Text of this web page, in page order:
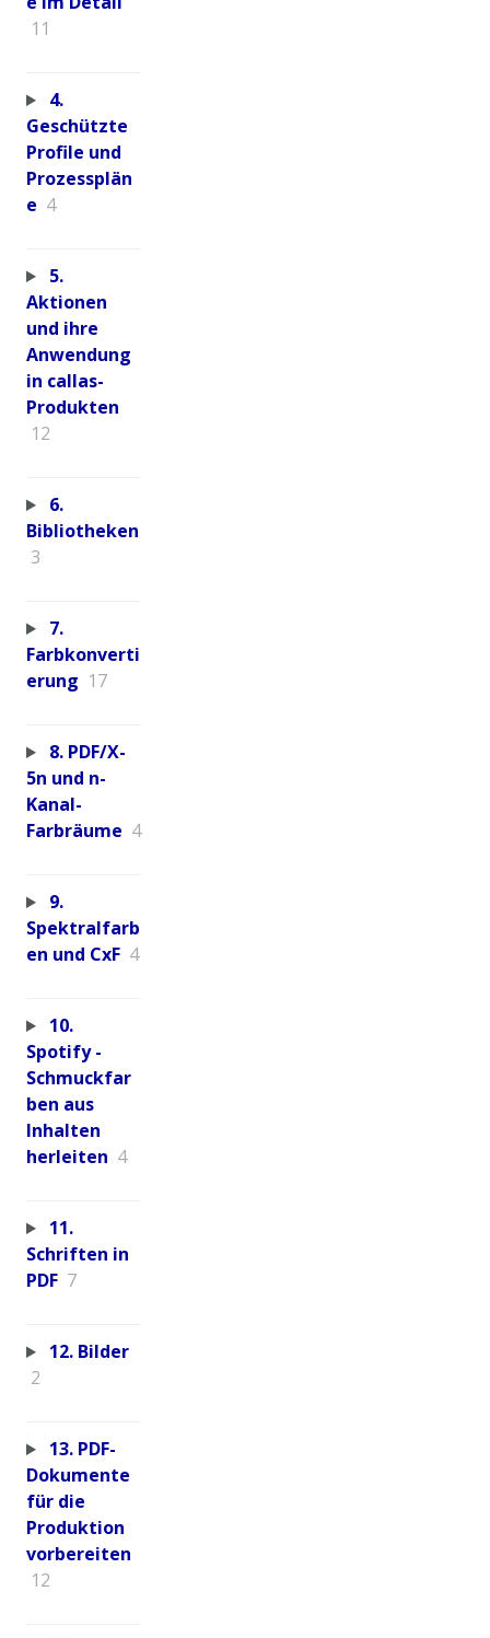
11
4.
Geschützte
Profile und
Prozessplän
e 4
5.
Aktionen
und ihre
Anwendung
in callas-
Produkten
12
6.
Bibliotheken
3
7.
Farbkonverti
erung 17
8. PDF/X-
5n und n-
Kanal-
Farbräume 4
9.
Spektralfarb
en und CxF 4
10.
Spotify -
Schmuckfar
ben aus
Inhalten
herleiten 4
11.
Schriften in
PDF 7
12. Bilder
2
13. PDF-
Dokumente
für die
Produktion
vorbereiten
12